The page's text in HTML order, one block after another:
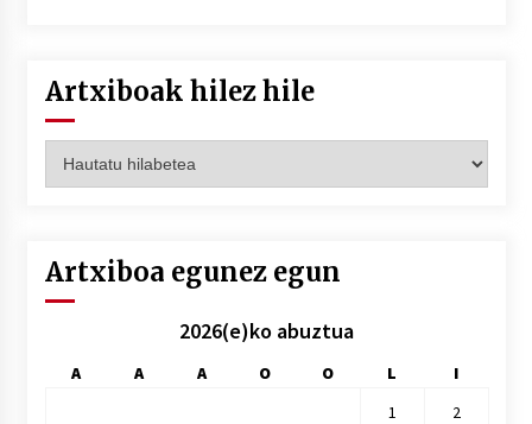
Artxiboak hilez hile
hilez
Artxiboa egunez egun
2026(e)ko abuztua
A A A O O L
I
1
2